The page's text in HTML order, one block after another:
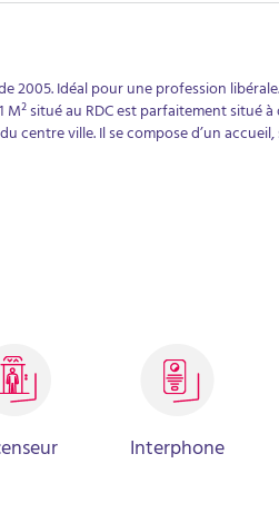
2005. Idéal pour une profession
au RDC est parfaitement situé à deux pas des
centre ville. Il se compose d’un
sécurisé en sous-sol. Entièrement
Interphone